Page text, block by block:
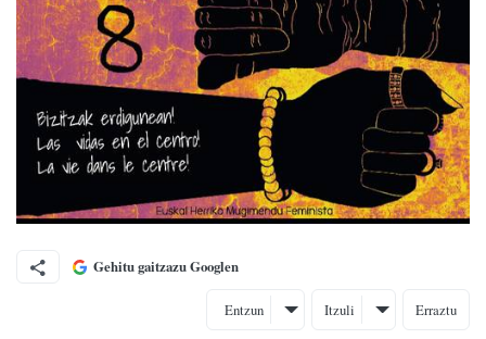
Gehitu gaitzazu Googlen
Entzun Itzuli Erraztu